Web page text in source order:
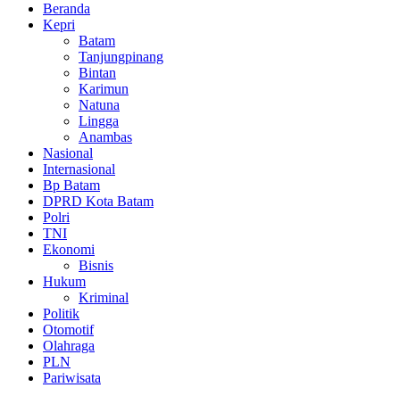
Beranda
Kepri
Batam
Tanjungpinang
Bintan
Karimun
Natuna
Lingga
Anambas
Nasional
Internasional
Bp Batam
DPRD Kota Batam
Polri
TNI
Ekonomi
Bisnis
Hukum
Kriminal
Politik
Otomotif
Olahraga
PLN
Pariwisata